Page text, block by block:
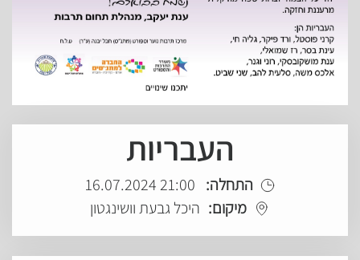
העבריות
התחלה: 21:00 16.07.2024
מיקום: היכל גבעת וושינגטון